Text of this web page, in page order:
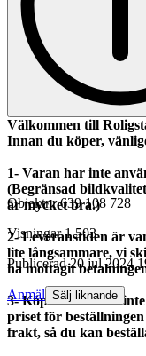
Välkommen till
Innan du köper,
1- Varan har inte
(Begränsad
är mycket bra.)
2- Leveranstiden är
lite långsammare, vi
ha mottagit
3- Köpare behöver
priset för
frakt, så du kan
Objektnr 639 108 728
Visningar 1 503
Publicerad 20 jul 2024
Anmäl Sälj liknande